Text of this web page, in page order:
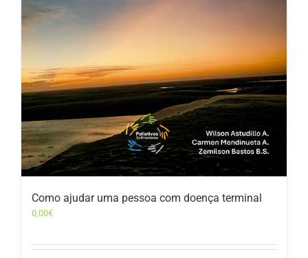
Como ajudar uma pessoa com doença terminal
0,00€